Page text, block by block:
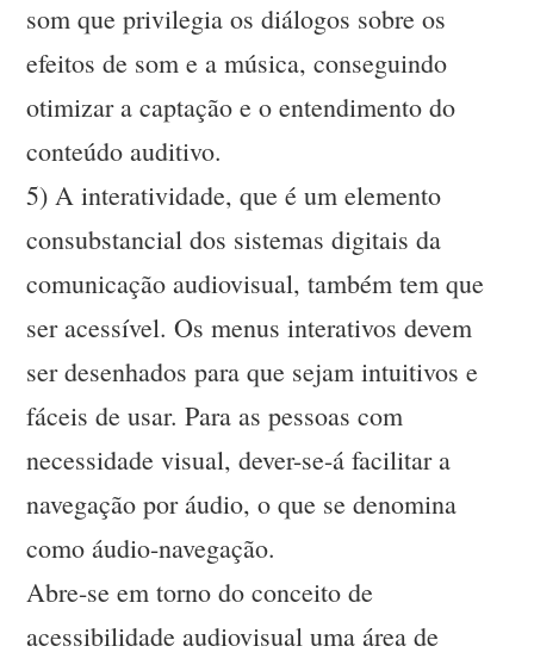
som que privilegia os diálogos sobre os
efeitos de som e a música, conseguindo
otimizar a captação e o entendimento do
conteúdo auditivo.
5) A interatividade, que é um elemento
consubstancial dos sistemas digitais da
comunicação audiovisual, também tem que
ser acessível. Os menus interativos devem
ser desenhados para que sejam intuitivos e
fáceis de usar. Para as pessoas com
necessidade visual, dever-se-á facilitar a
navegação por áudio, o que se denomina
como áudio-navegação.
Abre-se em torno do conceito de
acessibilidade audiovisual uma área de